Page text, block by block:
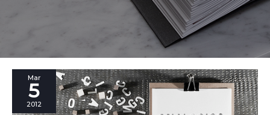
Mar
5
2012
Quale